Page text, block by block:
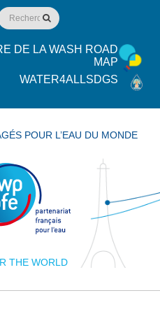
DE LA WASH ROAD
MAP
WATER4ALLSDGS
THE WORLD
POUR L’EAU DU MONDE